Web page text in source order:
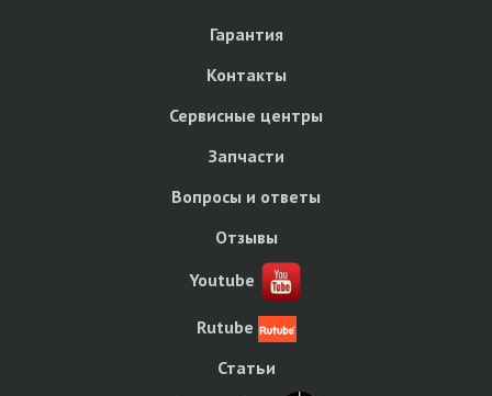
Гарантия
Контакты
Сервисные центры
Запчасти
Вопросы и ответы
Отзывы
Youtube
Rutube
Статьи